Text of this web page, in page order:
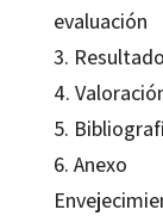
evaluación
3.
4.
5.
6. Anexo